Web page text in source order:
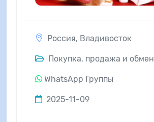
Россия, Владивосток
Покупка, продажа и обмен
WhatsApp Группы
2025-11-09